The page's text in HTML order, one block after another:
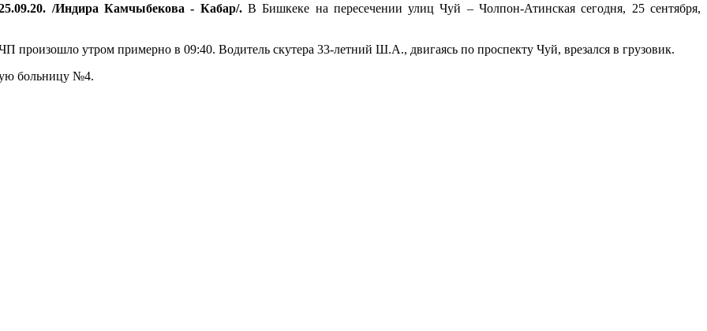
/Индира Камчыбекова - Кабар/. В Бишкеке на пересечении улиц Чуй – Чолпон-Атинская сегодня, 25 сентября,
произошло утром примерно в 09:40. Водитель скутера 33-летний Ш.А., двигаясь по проспекту Чуй, врезался в грузовик.
больницу №4.